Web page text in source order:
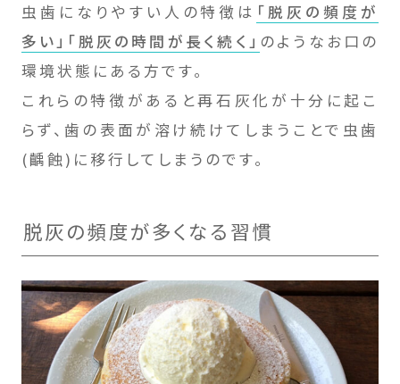
虫歯になりやすい人の特徴は 「脱灰の頻度が
多い」「脱灰の時間が長く続く」 のようなお口の
環境状態にある方です。
これらの特徴があると再石灰化が十分に起こ
らず、歯の表面が溶け続けてしまうことで虫歯
(齲蝕)に移行してしまうのです。
脱灰の頻度が多くなる習慣